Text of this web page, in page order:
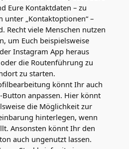
Eure Kontaktdaten – zu
unter „Kontaktoptionen“ –
Recht viele Menschen nutzen
um Euch beispielsweise
Instagram App heraus
die Routenführung zu
zu starten.
könnt Ihr auch
Button anpassen. Hier könnt
die Möglichkeit zur
hinterlegen, wenn
Ansonsten könnt Ihr den
auch ungenutzt lassen.